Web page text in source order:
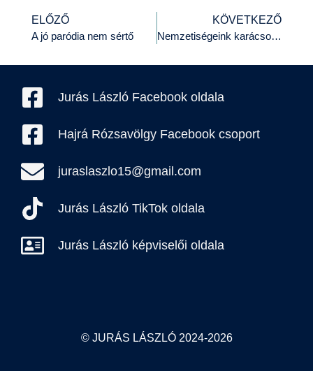
ELŐZŐ
A jó paródia nem sértő
KÖVETKEZŐ
Nemzetiségeink karácsonya- Mi kerül az ünnepi asztalra?
Jurás László képviselői oldala
Jurás László Facebook oldala
Hajrá Rózsavölgy Facebook csoport
juraslaszlo15@gmail.com
Jurás László TikTok oldala
© JURÁS LÁSZLÓ 2024-2026